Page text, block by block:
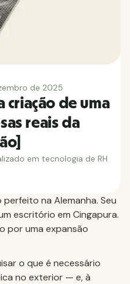
de 2025
criação de uma
reais da
em tecnologia de RH
na Alemanha. Seu
escritório em Cingapura.
por uma expansão
o que é necessário
no exterior — e, à